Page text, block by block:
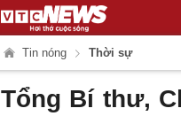
Tin nóng Thời sự
Tổng Bí thư,